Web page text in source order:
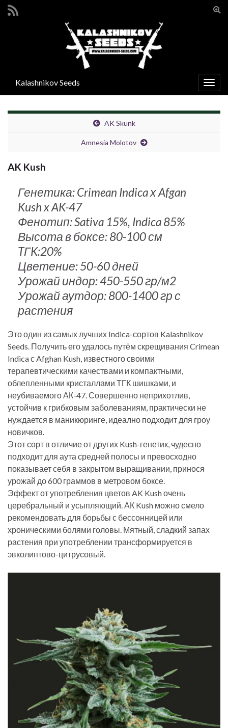
Вкл/
Search for:
Вкл/
выкл
Kalashnikov Seeds
AK Skunk
Amnesia Molotov
AK Kush
Генетика: Crimean Indica х Afgan
Kush x AK-47
Фенотип: Sativa 15%, Indica 85%
Высота в боксе: 80-100 см
TГK:20%
Цветение: 50-60 дней
Урожай индор: 450-550 гр/м2
Урожай аутдор: 800-1400 гр с
растения
Это один из самых лучших Indica-сортов Kalashnikov
Seeds. Получить его удалось путём скрещивания Crimean
Indica с Afghan Kush, известного своими
терапевтическими качествами и компактными,
облепленными кристаллами ТГК шишками, и
неубиваемого АК-47. Совершенно неприхотлив,
устойчив к грибковым заболеваниям, практически не
нуждается в маникюринге, идеално подходит для гроу
новичков.
Этот сорт в отличие от других Kush-генетик, чудесно
подходит для аута средней полосы и превосходно
показывает себя в закрытом выращивании, принося
урожай до 600 граммов в метровом боксе.
Эффект от употребления цветов AK Kush очень
церебральный и усыпляющий. АК Kush можно смело
рекомендовать для борьбы с бессонницей или
хроническими болями головы. Мятный, сладкий запах
растения при употреблении трансформируется в
эвколиптово-цитрусовый.